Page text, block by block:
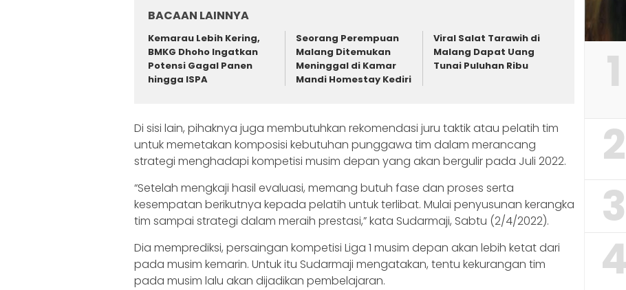
BACAAN LAINNYA
Kemarau Lebih Kering,
BMKG Dhoho Ingatkan
Potensi Gagal Panen
hingga ISPA
Seorang Perempuan
Malang Ditemukan
Meninggal di Kamar
Mandi Homestay Kediri
Viral Salat Tarawih di
Malang Dapat Uang
Tunai Puluhan Ribu
Di sisi lain, pihaknya juga membutuhkan rekomendasi juru taktik atau pelatih tim
untuk memetakan komposisi kebutuhan punggawa tim dalam merancang
strategi menghadapi kompetisi musim depan yang akan bergulir pada Juli 2022.
“Setelah mengkaji hasil evaluasi, memang butuh fase dan proses serta
kesempatan berikutnya kepada pelatih untuk terlibat. Mulai penyusunan kerangka
tim sampai strategi dalam meraih prestasi,” kata Sudarmaji, Sabtu (2/4/2022).
Dia memprediksi, persaingan kompetisi Liga 1 musim depan akan lebih ketat dari
pada musim kemarin. Untuk itu Sudarmaji mengatakan, tentu kekurangan tim
pada musim lalu akan dijadikan pembelajaran.
1
2
3
4